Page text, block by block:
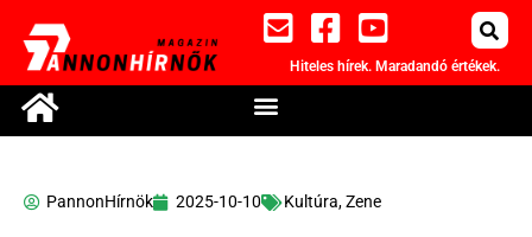
Hiteles hírek. Maradandó értékek.
PannonHírnök 2025-10-10 Kultúra,Zene